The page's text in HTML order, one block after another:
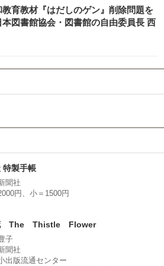
教育教材『はだしのゲン』削除問題を
図書館協会・図書館の自由委員長 西
特製手帳
聞社
円、小＝1500円
The Thistle Flower
子
聞社
出版流通センター